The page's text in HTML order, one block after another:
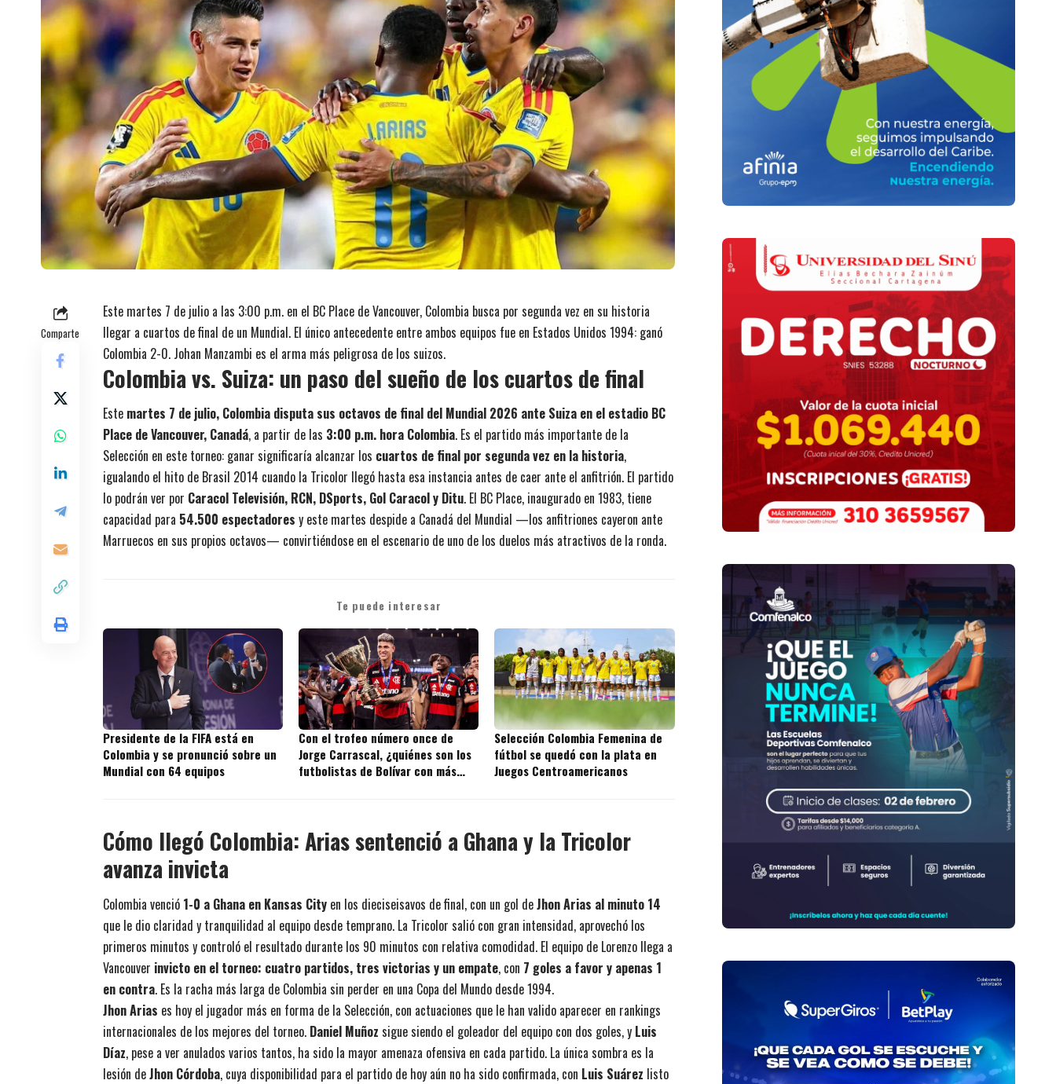
Comparte
Este martes 7 de julio a las 3:00 p.m. en el BC Place de Vancouver, Colombia busca por segunda vez en su historia
llegar a cuartos de final de un Mundial. El único antecedente entre ambos equipos fue en Estados Unidos 1994: ganó
Colombia 2-0. Johan Manzambi es el arma más peligrosa de los suizos.
Colombia vs. Suiza: un paso del sueño de los cuartos de final
Este martes 7 de julio, Colombia disputa sus octavos de final del Mundial 2026 ante Suiza en el estadio BC
Place de Vancouver, Canadá, a partir de las 3:00 p.m. hora Colombia. Es el partido más importante de la
Selección en este torneo: ganar significaría alcanzar los cuartos de final por segunda vez en la historia,
igualando el hito de Brasil 2014 cuando la Tricolor llegó hasta esa instancia antes de caer ante el anfitrión. El partido
lo podrán ver por Caracol Televisión, RCN, DSports, Gol Caracol y Ditu. El BC Place, inaugurado en 1983, tiene
capacidad para 54.500 espectadores y este martes despide a Canadá del Mundial —los anfitriones cayeron ante
Marruecos en sus propios octavos— convirtiéndose en el escenario de uno de los duelos más atractivos de la ronda.
Te puede interesar
Presidente de la FIFA está en
Colombia y se pronunció sobre un
Mundial con 64 equipos
Con el trofeo número once de
Jorge Carrascal, ¿quiénes son los
futbolistas de Bolívar con más
Selección Colombia Femenina de
fútbol se quedó con la plata en
Juegos Centroamericanos
Cómo llegó Colombia: Arias sentenció a Ghana y la Tricolor
avanza invicta
Colombia venció 1-0 a Ghana en Kansas City en los dieciseisavos de final, con un gol deJhon Arias al minuto 14
que le dio claridad y tranquilidad al equipo desde temprano. La Tricolor salió con gran intensidad, aprovechó los
primeros minutos y controló el resultado durante los 90 minutos con relativa comodidad. El equipo de Lorenzo llega a
Vancouver invicto en el torneo: cuatro partidos, tres victorias y un empate, con 7 goles a favor y apenas 1
en contra. Es la racha más larga de Colombia sin perder en una Copa del Mundo desde 1994.
Jhon Arias es hoy el jugador más en forma de la Selección, con actuaciones que le han valido aparecer en rankings
internacionales de los mejores del torneo. Daniel Muñoz sigue siendo el goleador del equipo con dos goles, y Luis
Díaz, pese a ver anulados varios tantos, ha sido la mayor amenaza ofensiva en cada partido. La única sombra es la
lesión deJhon Córdoba, cuya disponibilidad para el partido de hoy aún no ha sido confirmada, con Luis Suárez listo